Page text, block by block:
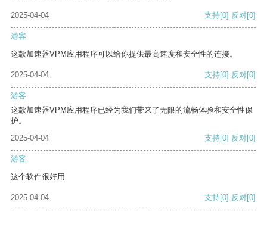
2025-04-04 支持[0] 反对[0]
游客
这款加速器VPM应用程序可以给你提供最高速度和安全性的连接。
2025-04-04 支持[0] 反对[0]
游客
这款加速器VPM应用程序已经为我们带来了无限的流畅体验和安全性保
护。
2025-04-04
支持[0] 反对[0]
游客
这个软件很好用
2025-04-04 支持[0] 反对[0]